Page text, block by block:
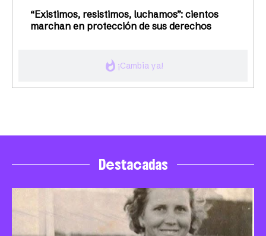
whatshot ¡Cambia ya!
“Existimos, resistimos, luchamos”: cientos
marchan en protección de sus derechos
Destacadas